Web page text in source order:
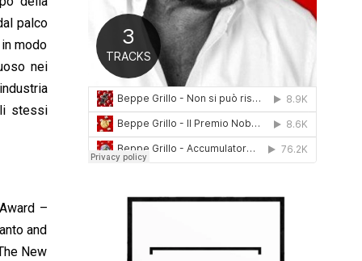
1
6
palco
modo
nei
stessi
–
and
New